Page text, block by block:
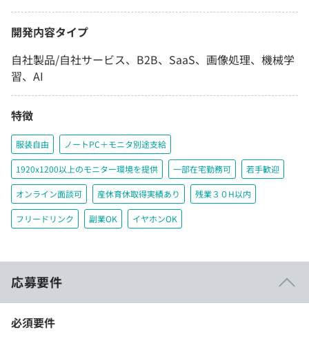
開発内容タイプ
自社製品/自社サービス、B2B、SaaS、画像処理、機械学
習、AI
特徴
服装自由 ノートPC＋モニタ別途支給
1920x1200以上のモニター環境を提供 一部在宅勤務可 若手歓迎
オンライン面談可 産休育休取得実績あり 残業３０H以内
フリードリンク 副業OK イヤホンOK
応募要件
必須要件